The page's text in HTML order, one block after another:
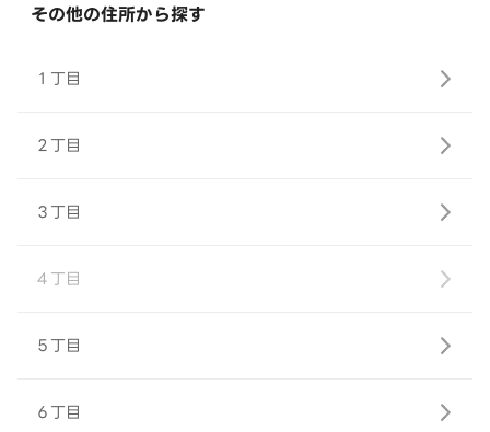
その他の住所から探す
１丁目
２丁目
３丁目
４丁目
５丁目
６丁目